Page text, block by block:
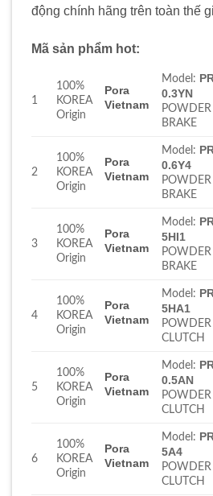
động chính hãng trên toàn thế
Mã sản phẩm hot:
1
100%
KOREA
Origin
Pora
Vietnam
Model:
0.3YN
POWDER
BRAKE
2
100%
KOREA
Origin
Pora
Vietnam
Model:
0.6Y4
POWDER
BRAKE
3
100%
KOREA
Origin
Pora
Vietnam
Model:
5HI1
POWDER
BRAKE
4
100%
KOREA
Origin
Pora
Vietnam
Model:
5HA1
POWDER
CLUTCH
5
100%
KOREA
Origin
Pora
Vietnam
Model:
0.5AN
POWDER
CLUTCH
6
100%
KOREA
Origin
Pora
Vietnam
Model:
5A4
POWDER
CLUTCH